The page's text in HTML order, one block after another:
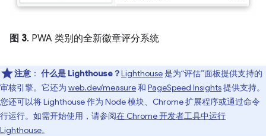
图 3. PWA 类别的全新徽章评分系统
注意 ： 什么是 Lighthouse？Lighthouse是为“评估”面板提供支持的
审核引擎。它还为 web.dev/measure和 PageSpeed Insights提供支持。
您还可以将 Lighthouse 作为 Node 模块、Chrome 扩展程序或通过命令
行运行。如需开始使用，请参阅在 Chrome 开发者工具中运行
Lighthouse。